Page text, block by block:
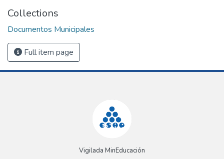
Collections
Documentos Municipales
Full item page
Vigilada MinEducación